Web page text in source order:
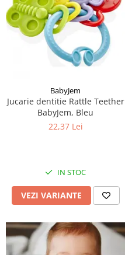
BabyJem
Jucarie dentitie Rattle Teether
BabyJem, Bleu
22,37 Lei
IN STOC
VEZI VARIANTE